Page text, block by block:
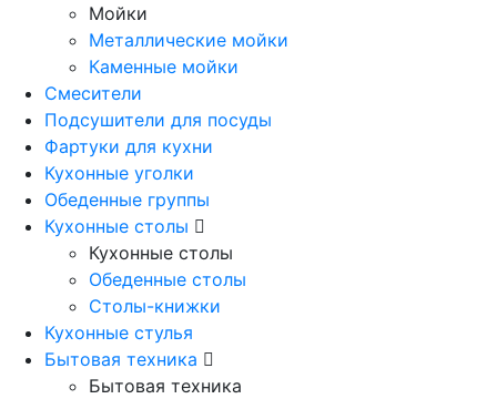
Мойки
Металлические мойки
Каменные мойки
Смесители
Подсушители для посуды
Фартуки для кухни
Кухонные уголки
Обеденные группы
Кухонные столы
Кухонные столы
Обеденные столы
Столы-книжки
Кухонные стулья
Бытовая техника
Бытовая техника